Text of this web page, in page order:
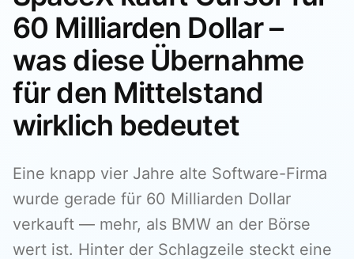
60 Milliarden Dollar –
was diese Übernahme
für den Mittelstand
wirklich bedeutet
Eine knapp vier Jahre alte Software-Firma
wurde gerade für 60 Milliarden Dollar
verkauft — mehr, als BMW an der Börse
wert ist. Hinter der Schlagzeile steckt eine